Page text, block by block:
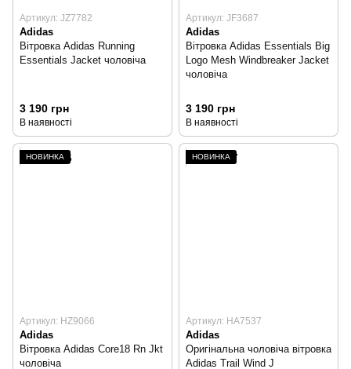
Артикул: JZ7782
Adidas
Вітровка Adidas Running
Essentials Jacket чоловіча
3 190 грн
В наявності
Артикул: JF3687
Adidas
Вітровка Adidas Essentials Big
Logo Mesh Windbreaker Jacket
чоловіча
3 190 грн
В наявності
НОВИНКА
Артикул: HZ9066
Adidas
Вітровка Adidas Core18 Rn Jkt
чоловіча
НОВИНКА
Артикул: HA7537
Adidas
Оригінальна чоловіча вітровка
Adidas Trail Wind J